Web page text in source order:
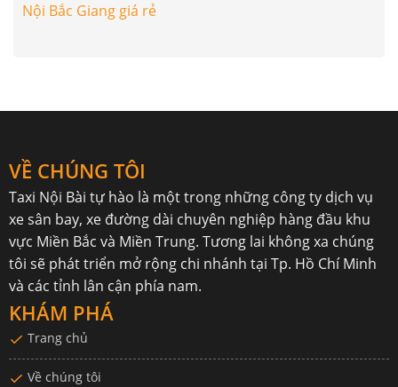
Nội Bắc Giang giá rẻ
VỀ CHÚNG TÔI
Taxi Nội Bài tự hào là một trong những công ty dịch vụ
xe sân bay, xe đường dài chuyên nghiệp hàng đầu khu
vực Miền Bắc và Miền Trung. Tương lai không xa chúng
tôi sẽ phát triển mở rộng chi nhánh tại Tp. Hồ Chí Minh
và các tỉnh lân cận phía nam.
KHÁM PHÁ
Trang chủ
Về chúng tôi